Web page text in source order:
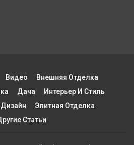
Видео
Внешняя Отделка
Дача
Интерьер И Стиль
Элитная Отделка
Статьи